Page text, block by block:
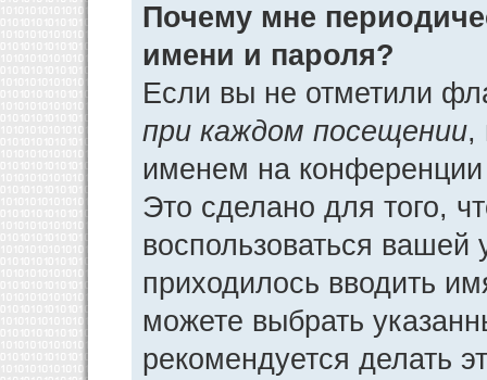
Почему мне
имени и пароля?
Если вы не отметили
при каждом посещении,
именем на конференции
Это сделано для того,
воспользоваться
приходилось вводить
можете выбрать
рекомендуется делать